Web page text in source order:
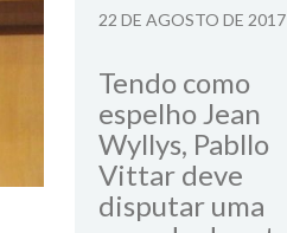
22 DE AGOSTO DE 2017
Tendo como
espelho Jean
Wyllys, Pabllo
Vittar deve
disputar uma